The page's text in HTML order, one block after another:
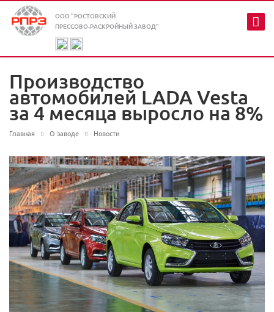
ООО "РОСТОВСКИЙ
ПРЕССОВО-РАСКРОЙНЫЙ ЗАВОД"
Производство
автомобилей LADA Vesta
за 4 месяца выросло на 8%
Главная О заводе Новости